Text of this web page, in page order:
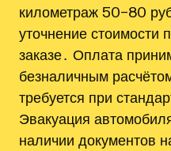
километраж 50–80
уточнение стоимости
заказе․ Оплата
безналичным
требуется при
Эвакуация
наличии документов